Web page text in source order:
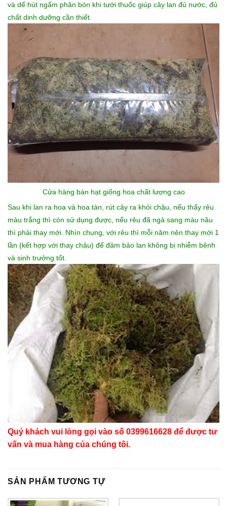
và dể hút ngấm phân bón khi tưới thuốc giúp cây lan đủ nước, đủ
chất dinh dưỡng cần thiết.
Cửa hàng bán hạt giống hoa chất lượng cao
Sau khi lan ra hoa và hoa tàn, rút cây ra khỏi chậu, nếu thấy rêu
màu trắng thì còn sử dụng được, nếu rêu đã ngả sang màu nâu
thì phải thay mới. Nhìn chung, với rêu thì mỗi năm nên thay mới 1
lần (kết hợp với thay chậu) để đảm bảo lan không bị nhiễm bệnh
và sinh trưởng tốt.
Quý khách vui lòng gọi vào số 0399616628 để được tư
vấn và mua hàng của chúng tôi.
SẢN PHẨM TƯƠNG TỰ